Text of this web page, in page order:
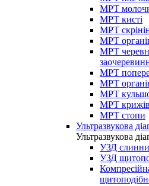
МРТ
МРТ кисті
МРТ
МРТ
МРТ
МРТ
МРТ
МРТ
МРТ
МРТ стопи
Ультразвукова
Ультразвукова
УЗД
УЗД